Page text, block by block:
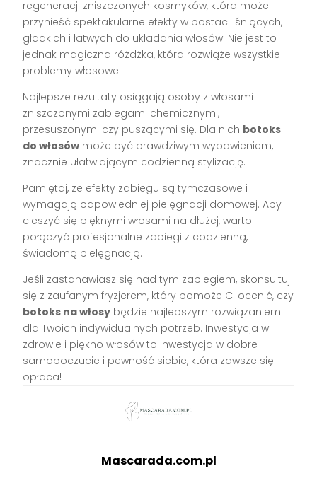
regeneracji zniszczonych kosmyków, która może
przynieść spektakularne efekty w postaci lśniących,
gładkich i łatwych do układania włosów. Nie jest to
jednak magiczna różdżka, która rozwiąże wszystkie
problemy włosowe.
Najlepsze rezultaty osiągają osoby z włosami
zniszczonymi zabiegami chemicznymi,
przesuszonymi czy puszącymi się. Dla nich botoks
do włosów może być prawdziwym wybawieniem,
znacznie ułatwiającym codzienną stylizację.
Pamiętaj, że efekty zabiegu są tymczasowe i
wymagają odpowiedniej pielęgnacji domowej. Aby
cieszyć się pięknymi włosami na dłużej, warto
połączyć profesjonalne zabiegi z codzienną,
świadomą pielęgnacją.
Jeśli zastanawiasz się nad tym zabiegiem, skonsultuj
się z zaufanym fryzjerem, który pomoże Ci ocenić, czy
botoks na włosy będzie najlepszym rozwiązaniem
dla Twoich indywidualnych potrzeb. Inwestycja w
zdrowie i piękno włosów to inwestycja w dobre
samopoczucie i pewność siebie, która zawsze się
opłaca!
Mascarada.com.pl